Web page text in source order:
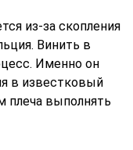
из-за скопления
Винить в
Именно он
в известковый
плеча выполнять